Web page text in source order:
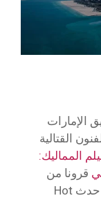
الإمارات
القتالية
المماليك:
قرونا من
الحرفية. لم يتم استبعاد العائلات أيضا مع حدث Hot